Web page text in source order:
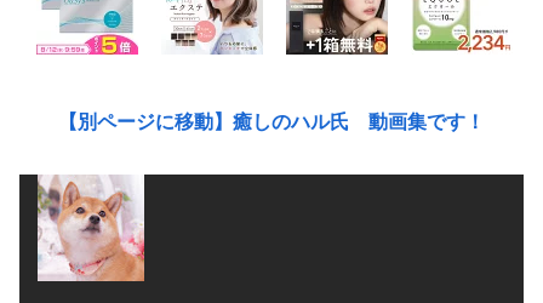
【別ページに移動】癒しのハル氏 動画集です！